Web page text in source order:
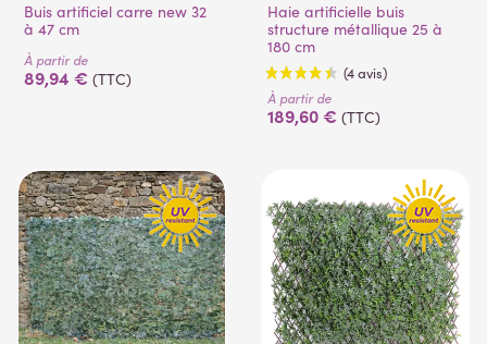
Buis artificiel carre new 32
à 47 cm
À partir de
89,94 € (TTC)
Haie artificielle buis
structure métallique 25 à
180 cm
À partir de
189,60 € (TTC)